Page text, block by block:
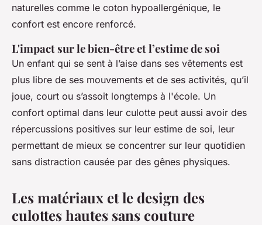
naturelles comme le coton hypoallergénique, le
confort est encore renforcé.
L'impact sur le bien-être et l’estime de soi
Un enfant qui se sent à l’aise dans ses vêtements est
plus libre de ses mouvements et de ses activités, qu’il
joue, court ou s’assoit longtemps à l'école. Un
confort optimal dans leur culotte peut aussi avoir des
répercussions positives sur leur estime de soi, leur
permettant de mieux se concentrer sur leur quotidien
sans distraction causée par des gênes physiques.
Les matériaux et le design des
culottes hautes sans couture